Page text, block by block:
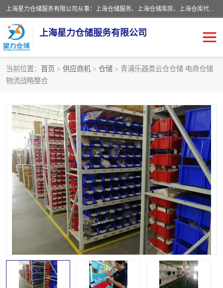
上海星力仓储服务有限公司从事：上海仓储服务、上海仓储库房、上海仓库代运营、上海仓库对外出租、上海仓库外包、上海三方仓储、上海电商仓储代发、上海电商代发货仓库、上海托管仓库、上海仓储配送。上海星力仓储服务有限公司现在拥有100个分仓、10万余平方的标准库房，精炼员工几百名，与几千家客户合作，公司已跻身上海仓储行业前列。欢迎来电咨询！
上海星力仓储服务有限公司
当前位置： 首页 > 供应商机 > 仓储 > 青浦乐器类云仓仓储 电商仓储
物流战略整合
上海仓库对外出租
上海仓储配送 上海仓库外包
上海仓库代运营 上海托管仓库
上海第三方仓储 上海仓储服务
仓储 上海电商代发货仓库
上海托管仓库